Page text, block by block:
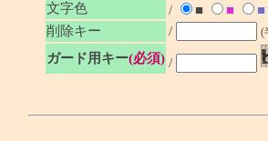
文字色
/ ■ ■ ■
削除キー
/ (
ガード用キー(必須) /